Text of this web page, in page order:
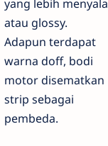
yang lebih menyala
atau glossy.
Adapun terdapat
warna doff, bodi
motor disematkan
strip sebagai
pembeda.